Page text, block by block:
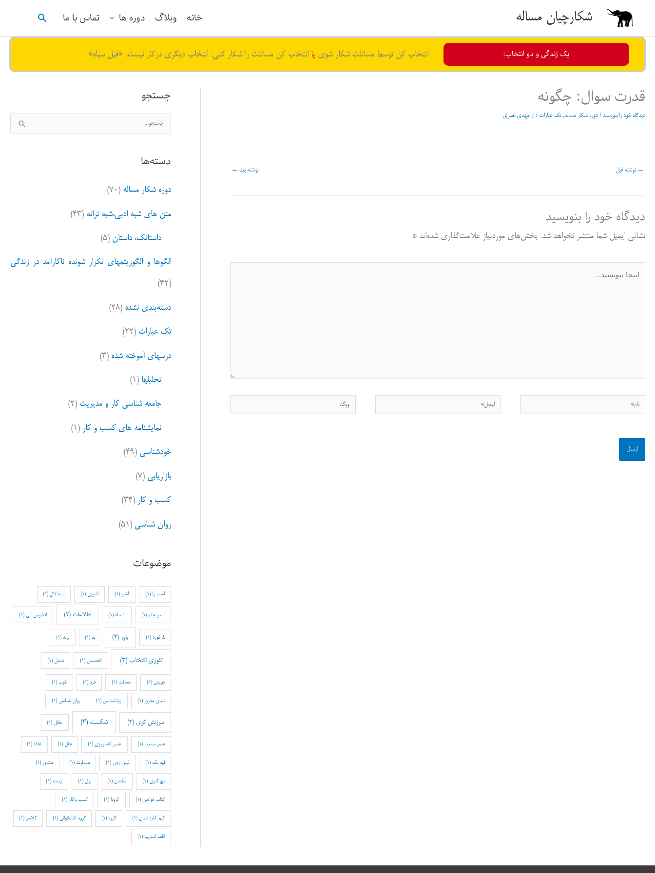
شکارچیان مساله خانه وبلاگ دوره ها تماس با ما جستجو
یک زندگی و دو انتخاب: انتخاب کن توسط مسائلت شکار شوی یا انتخاب کن مسائلت را شکار کنی. انتخاب دیگری درکار نیست. «فیل سیاه»
قدرت سوال: چگونه
دیدگاه‌ خود را بنویسید / دوره شکار مساله, تک عبارات / از مهدی نصری
→ نوشته قبل نوشته بعد ←
دیدگاه‌ خود را بنویسید
نشانی ایمیل شما منتشر نخواهد شد. بخش‌های موردنیاز علامت‌گذاری شده‌اند*
نام* ایمیل* وبگاه
جستجو
س
ج
ب
دسته‌ها
دوره شکار مساله (۷۰)
متن های شبه ادبی،شبه ترانه (۴۳)
داستانک، داستان (۵)
الگوها و الگوریتمهای تکرار شونده ناکارآمد در زندگی
(۴۲)
دسته‌بندی نشده (۲۸)
تک عبارات (۲۲)
درسهای آموخته شده (۳)
تحلیلها (۱)
جامعه شناسی کار و مدیریت (۲)
نمایشنامه های کسب و کار (۱)
خودشناسی (۴۹)
بازاریابی (۷)
کسب و کار (۳۴)
روان شناسی (۵۱)
موضوعات
آسب زا (1) آشپز (1) آشپزی (1) استدلال (1)
استیو جابز (1) اشتباه (1) اطلاعات (2) اقیانوس آبی (1)
بازخورد (1) باور (2) بد(1) برند (1)
تئوری انتخاب (3) تخصص (1) تمثیل (1)
جویدن (1) حماقت(1) خرد (1) خوب(1)
دنیای مدرن (1) روانشناسی (1) روان شناسی (1)
سرزنش گری (2) شکست (3) عاقل (1)
عصر صنعت (1) عصر کشاورزی(1) عقل (1) غلط (1)
فید بک (1) لیس زدن (1) مسافرت (1) مشاور (1)
مچ گیری (1) مکیدن (1) پول (1) ژست(1)
کتاب خواندن (1) کرونا (1) کسب وکار (1)
کیم کارداشیان (1) گروه (1) گروه کتابخوانی (1) گلاسر (1)
گلف استریم (1)